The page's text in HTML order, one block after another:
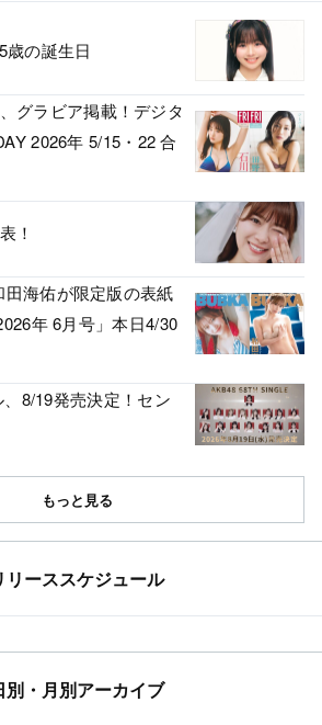
歳の誕生日
グラビア掲載！デジタ
2026年 5/15・22 合
！
海佑が限定版の表紙
年 6月号」本日4/30
8/19発売決定！セン
もっと見る
リーススケジュール
別・月別アーカイブ